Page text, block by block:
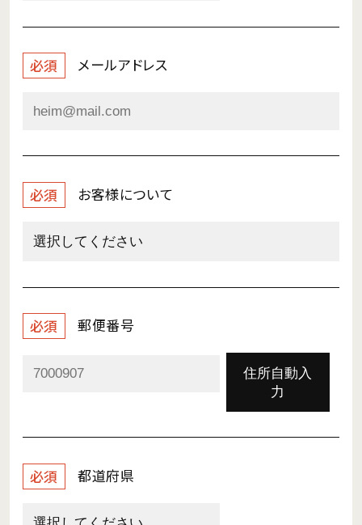
必須 メールアドレス
必須 お客様について
必須 郵便番号
住所自動入
力
必須 都道府県